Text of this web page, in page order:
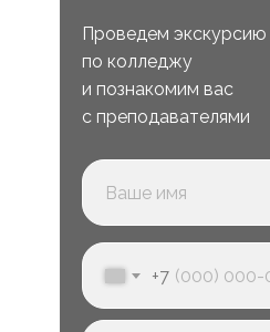
Проведем экскурсию
по колледжу
и познакомим вас
с преподавателями
+7